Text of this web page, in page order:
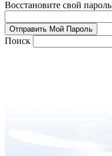
Восстановите свой пароль
Поиск